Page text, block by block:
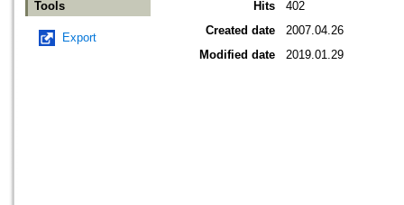
Tools
Export
Hits
402
Created date
2007.04.26
Modified date
2019.01.29